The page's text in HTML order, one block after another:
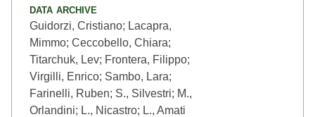
data archive
Guidorzi, Cristiano; Lacapra,
Mimmo; Ceccobello, Chiara;
Titarchuk, Lev; Frontera, Filippo;
Virgilli, Enrico; Sambo, Lara;
Farinelli, Ruben; S., Silvestri; M.,
Orlandini; L., Nicastro; L., Amati